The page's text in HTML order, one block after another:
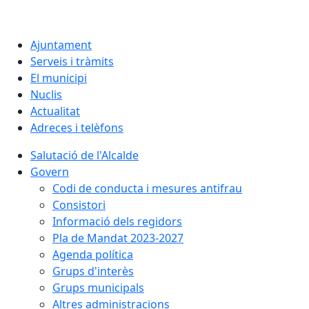
Ajuntament
Serveis i tràmits
El municipi
Nuclis
Actualitat
Adreces i telèfons
Salutació de l'Alcalde
Govern
Codi de conducta i mesures antifrau
Consistori
Informació dels regidors
Pla de Mandat 2023-2027
Agenda política
Grups d'interès
Grups municipals
Altres administracions